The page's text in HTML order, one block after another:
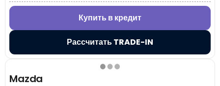
Купить в кредит
Рассчитать TRADE-IN
Mazda